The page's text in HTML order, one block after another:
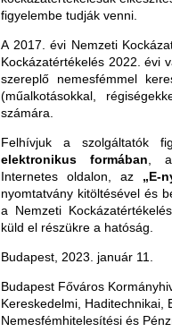
figyelembe tudják venni.
A 2017. évi Nemzeti
Kockázatértékelés 2022. évi
szereplő nemesfémmel
(műalkotásokkal,
számára.
Felhívjuk a szolgáltatók
elektronikus formában ,
Internetes oldalon, az „E-
nyomtatvány kitöltésével és
a Nemzeti
küld el részükre a hatóság.
Budapest, 2023. január 11.
Budapest Főváros
Kereskedelmi, Haditechnikai,
Nemesfémhitelesítési és